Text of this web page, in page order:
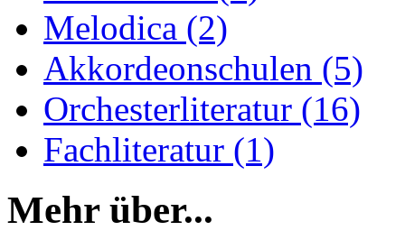
Melodica (2)
Akkordeonschulen (5)
Orchesterliteratur (16)
Fachliteratur (1)
Mehr über...